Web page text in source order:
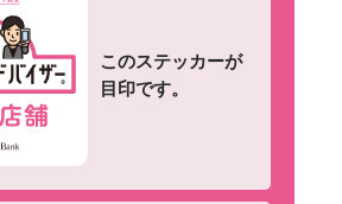
このステッカーが
目印です。